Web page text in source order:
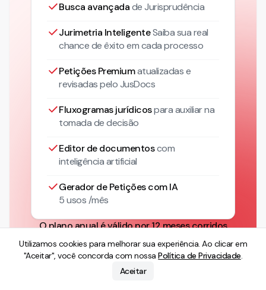
Busca avançadade Jurisprudência
Jurimetria InteligenteSaiba sua real
chance de êxito em cada processo
Petições Premiumatualizadase
revisadas pelo JusDocs
Fluxogramas jurídicospara auxiliar na
tomada de decisão
Editor de documentoscom
inteligência artificial
Gerador de Petições com IA
5 usos /mês
O plano anual é válido por 12 meses corridos
contados a partir da data da assinatura.
Utilizamos cookies para melhorar sua experiência. Ao clicar em
"Aceitar", você concorda com nossa Política de Privacidade.
Aceitar